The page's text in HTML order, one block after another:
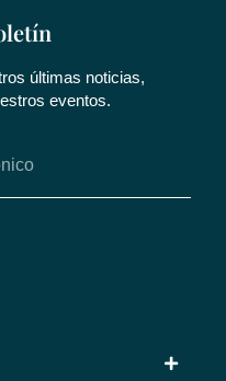
últimas noticias,
eventos.